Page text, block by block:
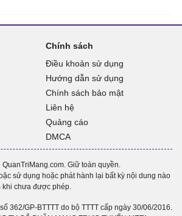
Chính sách
Điều khoản sử dụng
Hướng dẫn sử dụng
Chính sách bảo mật
Liên hệ
Quảng cáo
DMCA
Giữ toàn quyền.
sử dụng hoặc phát hành lại bất kỳ nội dung nào
khi chưa được phép.
362/GP-BTTTT do bộ TTTT cấp ngày 30/06/2016.